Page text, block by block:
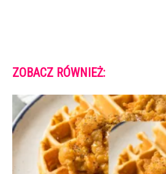
ZOBACZ RÓWNIEŻ: